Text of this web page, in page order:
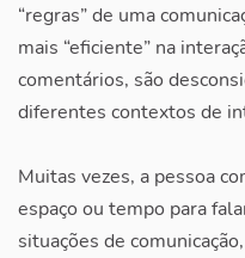
“regras” de uma
mais “eficiente” na
comentários, são
diferentes contextos de
Muitas vezes, a pessoa
espaço ou tempo para
situações de